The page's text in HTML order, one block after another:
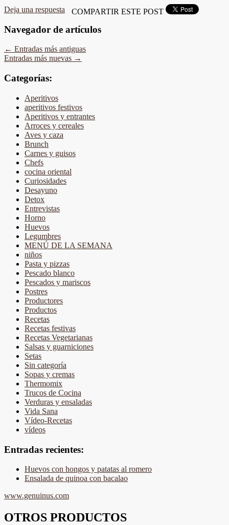
Deja una respuesta COMPARTIR ESTE POST
Navegador de artículos
← Entradas más antiguas
Entradas más nuevas →
Categorías:
Aperitivos
aperitivos festivos
Aperitivos y entrantes
Arroces y cereales
Aves y caza
Brunch
Carnes y guisos
Chefs
cocina oriental
Curiosidades
Desayuno
Detox
Entrevistas
Horno
Huevos
Legumbres
MENÚ DE LA SEMANA
niños
Pasta y pizzas
Pescado blanco
Pescados y mariscos
Postres
Productores
Productos
Recetas
Recetas festivas
Recetas Vegetarianas
Salsas y guarniciones
Setas
Sin categoría
Sopas y cremas
Thermomix
Trucos de Cocina
Verduras y ensaladas
Vida Sana
Vídeo-Recetas
vídeos
Entradas recientes:
Huevos con hongos y patatas al romero
Ensalada de quinoa con bacalao
www.genuinus.com
OTROS PRODUCTOS